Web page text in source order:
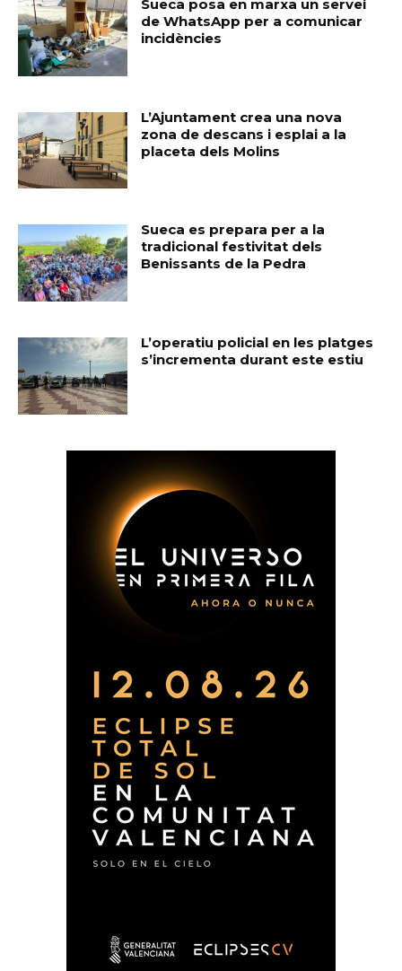
Sueca posa en marxa un servei
de WhatsApp per a comunicar
incidències
L’Ajuntament crea una nova
zona de descans i esplai a la
placeta dels Molins
Sueca es prepara per a la
tradicional festivitat dels
Benissants de la Pedra
L’operatiu policial en les platges
s’incrementa durant este estiu